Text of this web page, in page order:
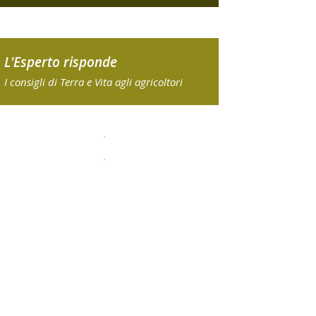
L'Esperto risponde
I consigli di Terra e Vita agli agricoltori